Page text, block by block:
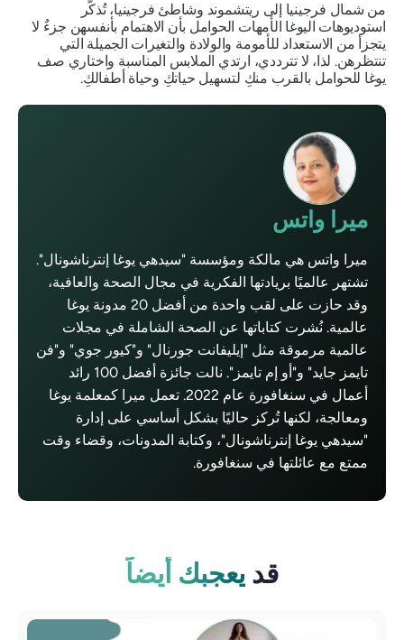
من شمال فرجينيا إلى ريتشموند وشاطئ فرجينيا، تُذكّر
استوديوهات اليوغا الأمهات الحوامل بأن الاهتمام بأنفسهن جزءٌ لا
يتجزأ من الاستعداد للأمومة والولادة والتغيرات الجميلة التي
تنتظرهن. لذا، لا تترددي، ارتدي الملابس المناسبة واختاري صف
يوغا للحوامل بالقرب منكِ لتسهيل حياتكِ وحياة أطفالكِ.
ميرا واتس
ميرا واتس هي مالكة ومؤسسة "سيدهي يوغا إنترناشونال".
تشتهر عالميًا بريادتها الفكرية في مجال الصحة والعافية،
وقد حازت على لقب واحدة من أفضل 20 مدونة يوغا
عالمية. نُشرت كتاباتها عن الصحة الشاملة في مجلات
عالمية مرموقة مثل "إيليفانت جورنال" و"كيور جوي" و"فن
تايمز جايد" و"أو إم تايمز". نالت جائزة أفضل 100 رائد
أعمال في سنغافورة عام 2022. تعمل ميرا كمعلمة يوغا
ومعالجة، لكنها تُركز حاليًا بشكل أساسي على إدارة
"سيدهي يوغا إنترناشونال"، وكتابة المدونات، وقضاء وقت
ممتع مع عائلتها في سنغافورة.
قديعجبك أيضاً